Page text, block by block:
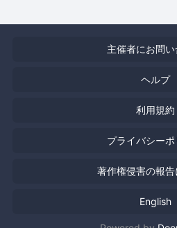
主催者にお問
ヘルプ
利用規約
プライバシー
著作権侵害の報
English